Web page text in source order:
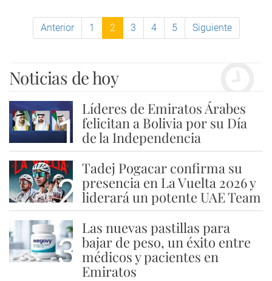
Anterior 1 2 3 4 5 Siguiente
Noticias de hoy
1
Líderes de Emiratos Árabes
felicitan a Bolivia por su Día
de la Independencia
2
Tadej Pogacar confirma su
presencia en La Vuelta 2026 y
liderará un potente UAE Team
3
Las nuevas pastillas para
bajar de peso, un éxito entre
médicos y pacientes en
Emiratos